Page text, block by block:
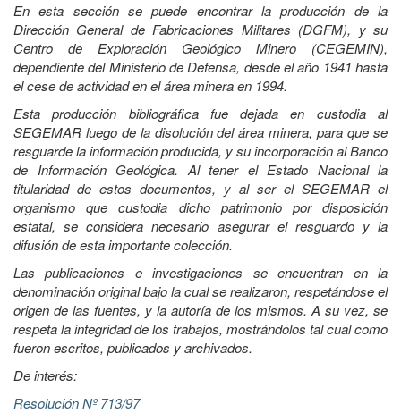
En esta sección se puede encontrar la producción de la
Dirección General de Fabricaciones Militares (DGFM), y su
Centro de Exploración Geológico Minero (CEGEMIN),
dependiente del Ministerio de Defensa, desde el año 1941 hasta
el cese de actividad en el área minera en 1994.
Esta producción bibliográfica fue dejada en custodia al
SEGEMAR luego de la disolución del área minera, para que se
resguarde la información producida, y su incorporación al Banco
de Información Geológica. Al tener el Estado Nacional la
titularidad de estos documentos, y al ser el SEGEMAR el
organismo que custodia dicho patrimonio por disposición
estatal, se considera necesario asegurar el resguardo y la
difusión de esta importante colección.
Las publicaciones e investigaciones se encuentran en la
denominación original bajo la cual se realizaron, respetándose el
origen de las fuentes, y la autoría de los mismos. A su vez, se
respeta la integridad de los trabajos, mostrándolos tal cual como
fueron escritos, publicados y archivados.
De interés:
Resolución Nº 713/97